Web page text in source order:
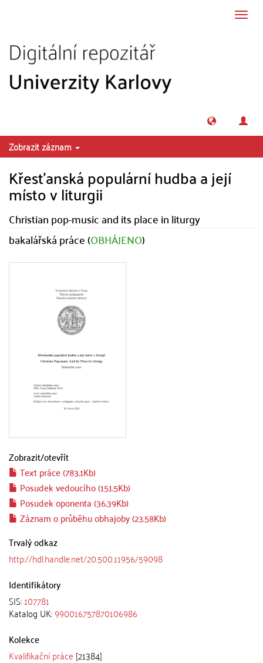
Zobrazit záznam
Křesťanská populární hudba a její
místo v liturgii
Christian pop-music and its place in liturgy
bakalářská práce (OBHÁJENO)
Zobrazit/otevřít
Text práce (783.1Kb)
Posudek vedoucího (151.5Kb)
Posudek oponenta (36.39Kb)
Záznam o průběhu obhajoby (23.58Kb)
Trvalý odkaz
http://hdl.handle.net/20.500.11956/59098
Identifikátory
SIS:107781
Katalog UK:990016757870106986
Kolekce
Kvalifikační práce [21384]